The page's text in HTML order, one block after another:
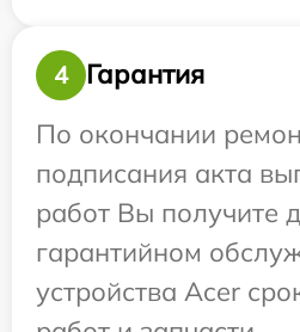
4
Гарантия
По окончании
подписания акта
работ Вы получите
гарантийном
устройства Acer